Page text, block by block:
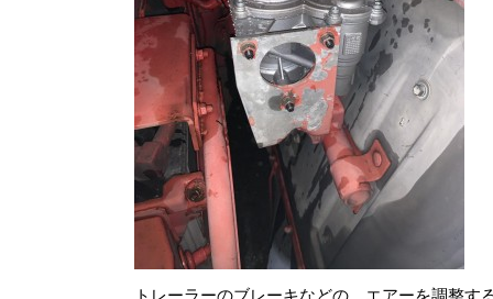
トレーラーのブレーキなどの、エアーを調整